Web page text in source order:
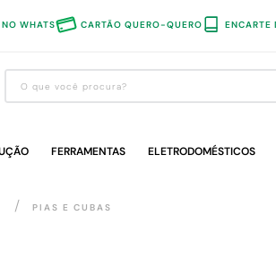
WHATS CARTÃO QUERO-QUERO ENCARTE
O que você procura?
FERRAMENTAS ELETRODOMÉSTICOS
PIAS E CUBAS
1º
guarda roupa
3
piso cerâmica